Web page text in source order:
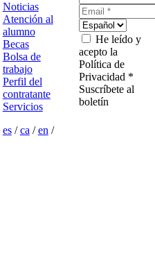
Noticias
Atención al
alumno
Becas
Bolsa de
trabajo
Perfil del
contratante
Servicios
es/ca /en /
He leído y
acepto la
Política de
Privacidad *
Suscríbete al
boletín